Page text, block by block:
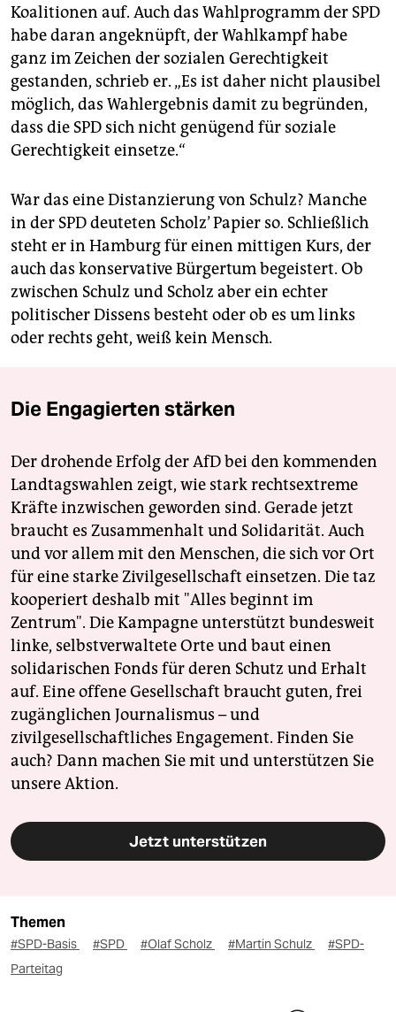
Koalitionen auf. Auch das Wahlprogramm der SPD
habe daran angeknüpft, der Wahlkampf habe
ganz im Zeichen der sozialen Gerechtigkeit
gestanden, schrieb er. „Es ist daher nicht plausibel
möglich, das Wahlergebnis damit zu begründen,
dass die SPD sich nicht genügend für soziale
Gerechtigkeit einsetze.“
War das eine Distanzierung von Schulz? Manche
in der SPD deuteten Scholz’ Papier so. Schließlich
steht er in Hamburg für einen mittigen Kurs, der
auch das konservative Bürgertum begeistert. Ob
zwischen Schulz und Scholz aber ein echter
politischer Dissens besteht oder ob es um links
oder rechts geht, weiß kein Mensch.
Die Engagierten stärken
Der drohende Erfolg der AfD bei den kommenden
Landtagswahlen zeigt, wie stark rechtsextreme
Kräfte inzwischen geworden sind. Gerade jetzt
braucht es Zusammenhalt und Solidarität. Auch
und vor allem mit den Menschen, die sich vor Ort
für eine starke Zivilgesellschaft einsetzen. Die taz
kooperiert deshalb mit "Alles beginnt im
Zentrum". Die Kampagne unterstützt bundesweit
linke, selbstverwaltete Orte und baut einen
solidarischen Fonds für deren Schutz und Erhalt
auf. Eine offene Gesellschaft braucht guten, frei
zugänglichen Journalismus – und
zivilgesellschaftliches Engagement. Finden Sie
auch? Dann machen Sie mit und unterstützen Sie
unsere Aktion.
Jetzt unterstützen
Themen
#SPD-Basis #SPD #Olaf Scholz #Martin Schulz
#SPD-
Parteitag